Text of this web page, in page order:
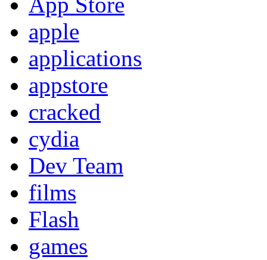
apple
applications
appstore
cracked
cydia
Dev Team
films
Flash
games